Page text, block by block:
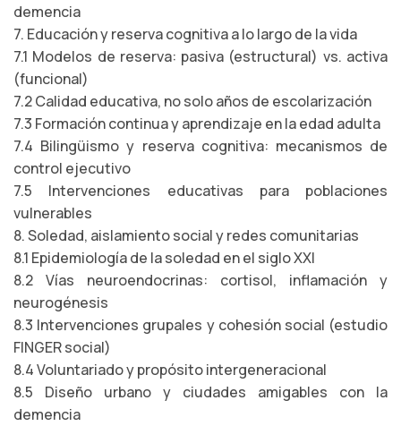
demencia
7. Educación y reserva cognitiva a lo largo de la vida
7.1 Modelos de reserva: pasiva (estructural) vs. activa
(funcional)
7.2 Calidad educativa, no solo años de escolarización
7.3 Formación continua y aprendizaje en la edad adulta
7.4 Bilingüismo y reserva cognitiva: mecanismos de
control ejecutivo
7.5 Intervenciones educativas para poblaciones
vulnerables
8. Soledad, aislamiento social y redes comunitarias
8.1 Epidemiología de la soledad en el siglo XXI
8.2 Vías neuroendocrinas: cortisol, inflamación y
neurogénesis
8.3 Intervenciones grupales y cohesión social (estudio
FINGER social)
8.4 Voluntariado y propósito intergeneracional
8.5 Diseño urbano y ciudades amigables con la
demencia